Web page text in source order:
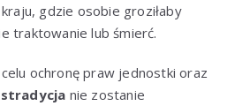
gdzie osobie groziłaby
traktowanie lub śmierć.
ochronę praw jednostki oraz
nie zostanie